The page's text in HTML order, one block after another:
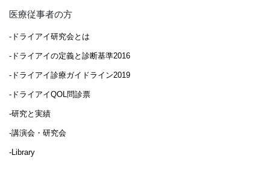
医療従事者の方
-ドライアイ研究会とは
-ドライアイの定義と診断基準2016
-ドライアイ診療ガイドライン2019
-ドライアイQOL問診票
-研究と実績
-講演会・研究会
-Library